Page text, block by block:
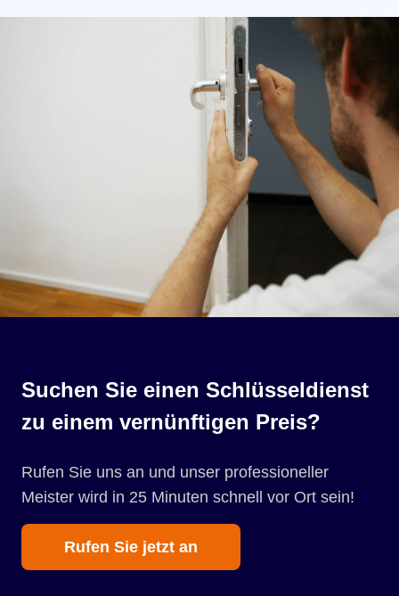
Suchen Sie einen Schlüsseldienst
zu einem vernünftigen Preis?
Rufen Sie uns an und unser professioneller
Meister wird in 25 Minuten schnell vor Ort sein!
Rufen Sie jetzt an